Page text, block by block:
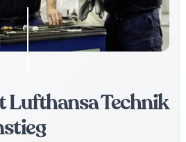
Lufthansa Technik